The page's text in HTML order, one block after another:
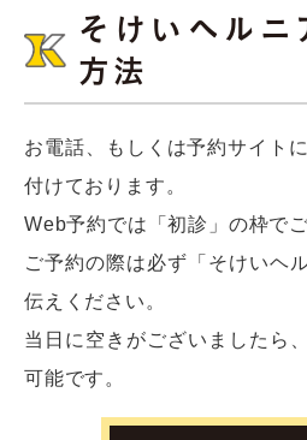
そけいヘル
方法
お電話、もしくは予約サイト
付けております。
Web予約では「初診」の枠で
ご予約の際は必ず「そけいヘ
伝えください。
当日に空きがございましたら
可能です。